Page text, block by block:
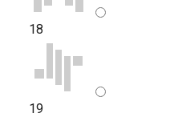
18
19